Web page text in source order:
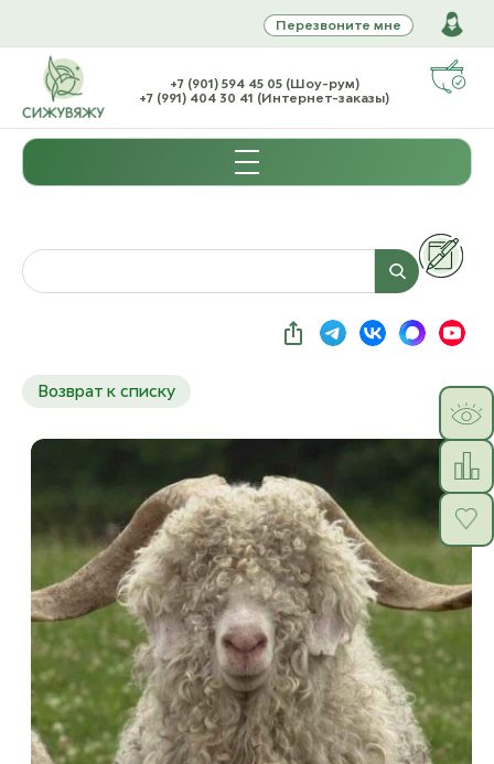
Перезвоните мне
+7 (901) 594 45 05 (Шоу-рум)
+7 (991) 404 30 41 (Интернет-заказы)
Возврат к списку